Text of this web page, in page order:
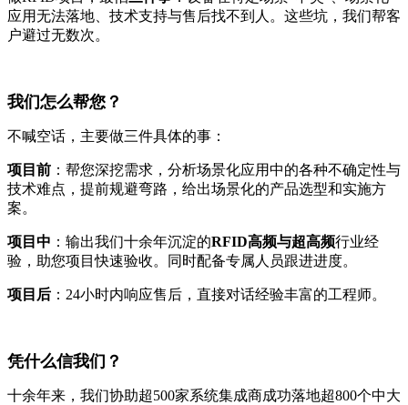
应用无法落地、技术支持与售后找不到人。这些坑，我们帮客
户避过无数次。
我们怎么帮您？
不喊空话，主要做三件具体的事：
项目前 ：帮您深挖需求，分析场景化应用中的各种不确定性与
技术难点，提前规避弯路，给出场景化的产品选型和实施方
案。
项目中 ：输出我们十余年沉淀的RFID高频与超高频行业经
验，助您项目快速验收。同时配备专属人员跟进进度。
项目后 ：24小时内响应售后，直接对话经验丰富的工程师。
凭什么信我们？
十余年来，我们协助超500家系统集成商成功落地超800个中大